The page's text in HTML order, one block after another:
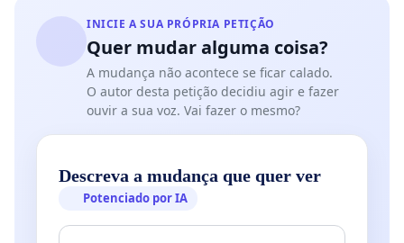
INICIE A SUA PRÓPRIA PETIÇÃO
Quer mudar alguma coisa?
A mudança não acontece se ficar calado.
O autor desta petição decidiu agir e fazer
ouvir a sua voz. Vai fazer o mesmo?
Descreva a mudança que quer ver
Potenciado por IA